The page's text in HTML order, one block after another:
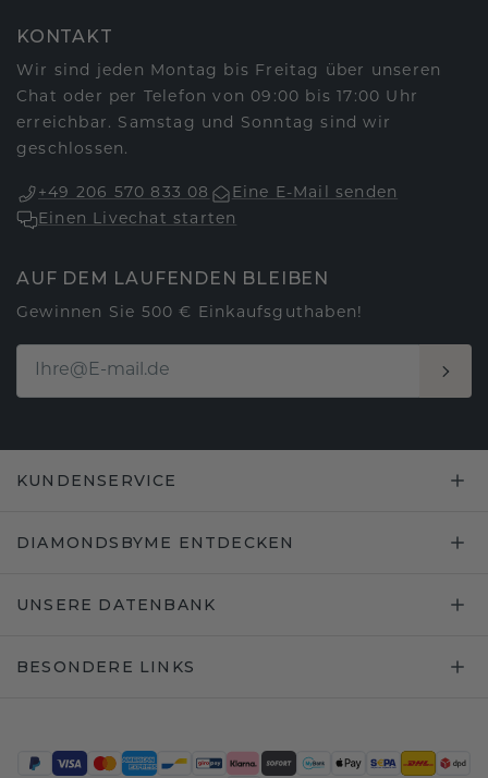
KONTAKT
Wir sind jeden Montag bis Freitag über unseren
Chat oder per Telefon von 09:00 bis 17:00 Uhr
erreichbar. Samstag und Sonntag sind wir
geschlossen.
+49 206 570 833 08
Eine E-Mail senden
Einen Livechat starten
AUF DEM LAUFENDEN BLEIBEN
Gewinnen Sie 500 € Einkaufsguthaben!
KUNDENSERVICE
DIAMONDSBYME ENTDECKEN
UNSERE DATENBANK
BESONDERE LINKS